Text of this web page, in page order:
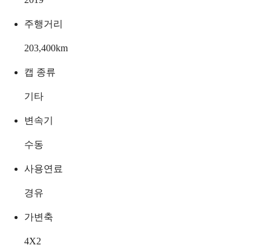
주행거리
203,400km
캡 종류
기타
변속기
수동
사용연료
경유
가변축
4X2